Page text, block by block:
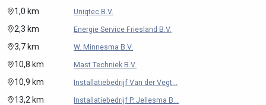
1,0 km Uniqtec B.V.
2,3 km Energie Service Friesland B.V.
3,7 km W. Minnesma B.V.
10,8 km Mast Techniek B.V.
10,9 km Installatiebedrijf Van der Vegt...
13,2 km Installatiebedrijf P. Jellesma B...